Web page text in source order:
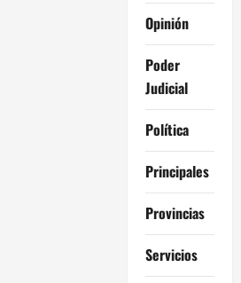
Opinión
Poder
Judicial
Política
Principales
Provincias
Servicios